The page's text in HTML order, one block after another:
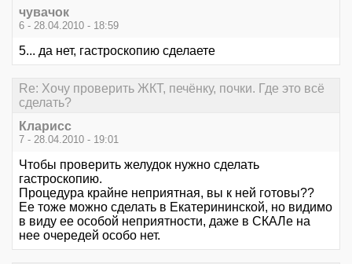
чувачок
6 - 28.04.2010 - 18:59
5... да нет, гастроскопию сделаете
Re: Хочу проверить ЖКТ, печёнку, почки. Где это всё
сделать?
Кларисс
7 - 28.04.2010 - 19:01
Чтобы проверить желудок нужно сделать
гастроскопию.
Процедура крайне неприятная, вы к ней готовы??
Ее тоже можно сделать в Екатерининской, но видимо
в виду ее особой неприятности, даже в СКАЛе на
нее очередей особо нет.